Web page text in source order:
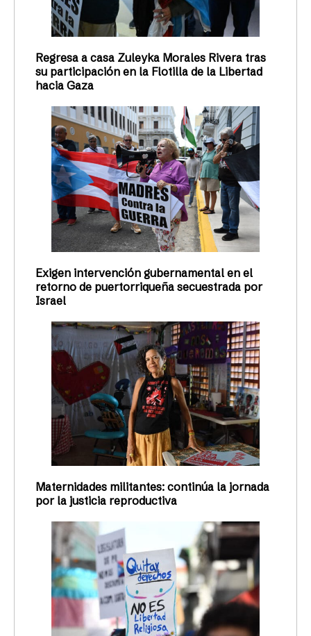
Regresa a casa Zuleyka Morales Rivera tras
su participación en la Flotilla de la Libertad
hacia Gaza
Exigen intervención gubernamental en el
retorno de puertorriqueña secuestrada por
Israel
Maternidades militantes: continúa la jornada
por la justicia reproductiva